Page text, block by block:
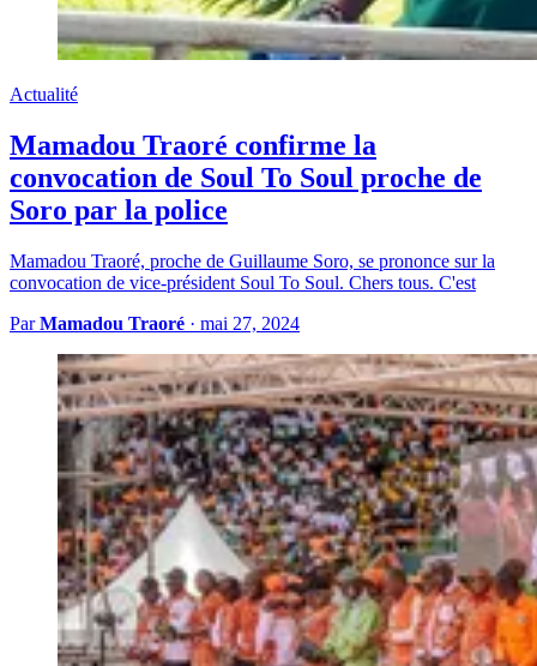
Actualité
Mamadou Traoré confirme la
convocation de Soul To Soul proche de
Soro par la police
Mamadou Traoré, proche de Guillaume Soro, se prononce sur la
convocation de vice-président Soul To Soul. Chers tous. C'est
ParMamadou Traoré · mai 27, 2024